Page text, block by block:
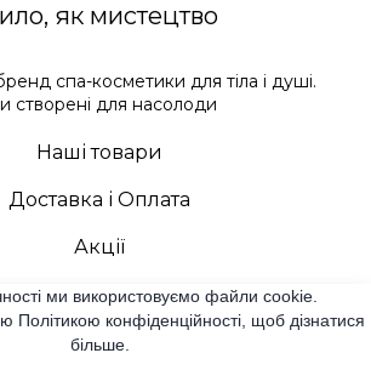
як мистецтво
спа-косметики для тіла і душі.
створені для насолоди
Наші товари
Доставка і Оплата
Акції
Контакти
ми використовуємо файли cookie.
конфіденційності, щоб дізнатися
більше.